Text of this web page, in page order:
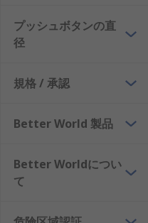
プッシュボタンの直
径
規格 / 承認
Better World 製品
Better Worldについ
て